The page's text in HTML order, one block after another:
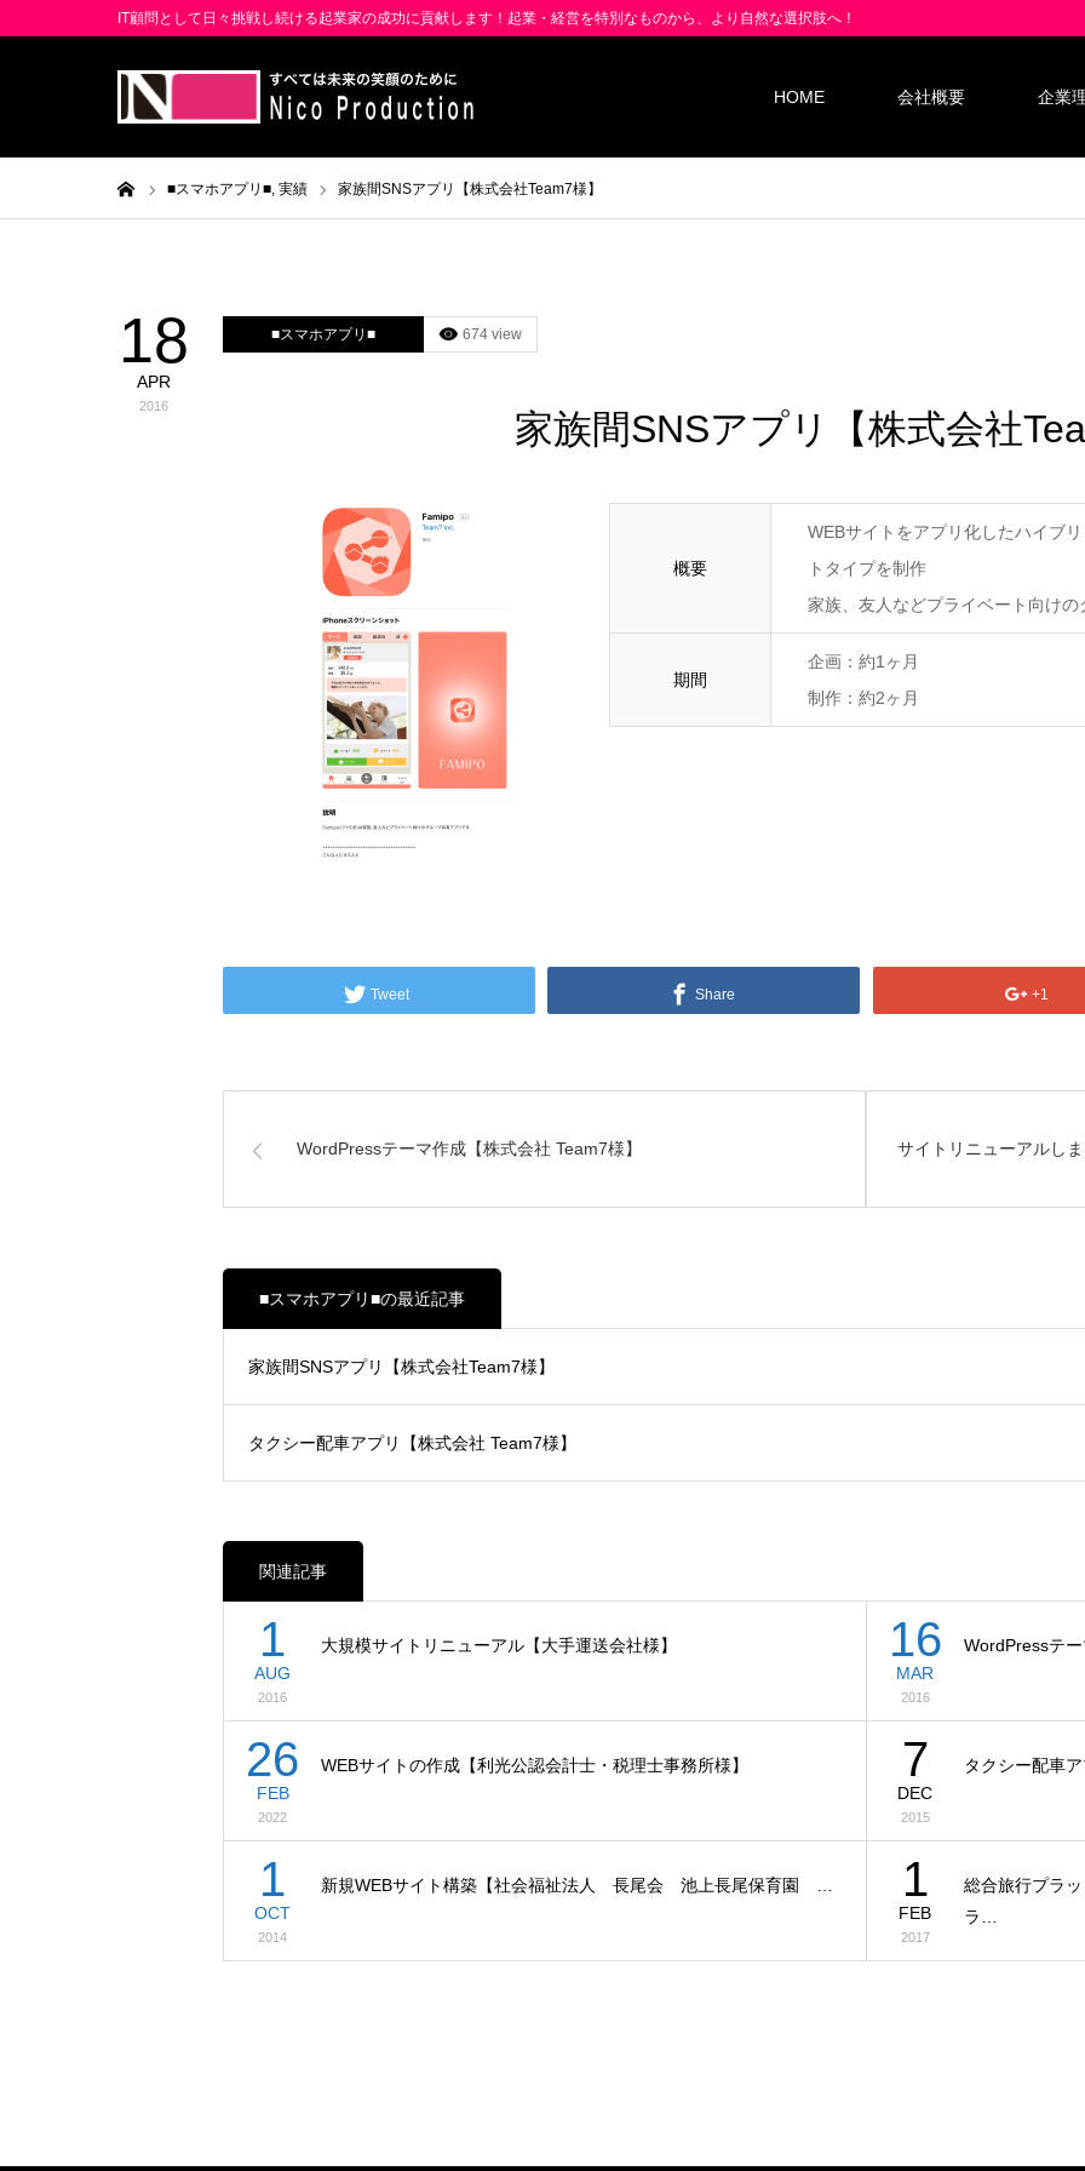
IT顧問として日々挑戦し続ける起業家の成功に貢献します！起業・経営を特別なものから、より自然な選択肢へ！
HOME 会社概要 企業
■スマホアプリ■, 実績 家族間SNSアプリ【株式会社Team7様】
18
APR
2016
■スマホアプリ■ 674 view
家族間SNSアプリ【株式会社
概要
WEBサイトをアプリ化したハイブ
トタイプを制作
家族、友人などプライベート向け
期間
企画：約1ヶ月
制作：約2ヶ月
Tweet Share +1
WordPressテーマ作成【株式会社 Team7様】 サイトリニューアルし
■スマホアプリ■の最近記事
家族間SNSアプリ【株式会社Team7様】
タクシー配車アプリ【株式会社 Team7様】
関連記事
1
AUG
2016
大規模サイトリニューアル【大手運送会社様】 16
MAR
2016
WordPressテ
26
FEB
2022
WEBサイトの作成【利光公認会計士・税理士事務所様】 7
DEC
2015
タクシー配車
1
OCT
2014
新規WEBサイト構築【社会福祉法人 長尾会 池上長尾保育園 … 1
FEB
2017
総合旅行プラ
ラ…